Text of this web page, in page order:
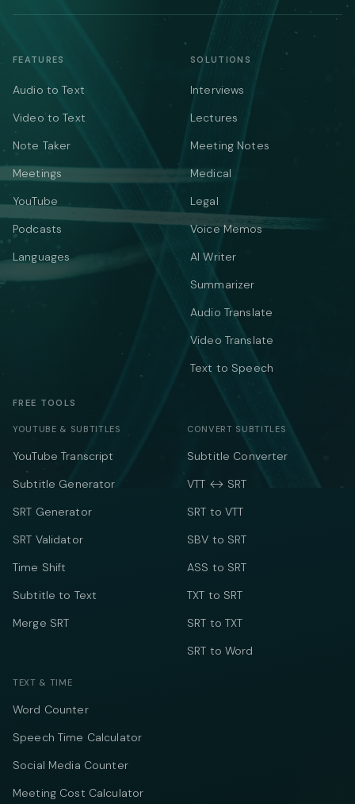
FEATURES
Audio to Text
Video to Text
Note Taker
Meetings
YouTube
Podcasts
Languages
SOLUTIONS
Interviews
Lectures
Meeting Notes
Medical
Legal
Voice Memos
AI Writer
Summarizer
Audio Translate
Video Translate
Text to Speech
FREE TOOLS
YOUTUBE & SUBTITLES
YouTube Transcript
Subtitle Generator
SRT Generator
SRT Validator
Time Shift
Subtitle to Text
Merge SRT
CONVERT SUBTITLES
Subtitle Converter
VTT ↔ SRT
SRT to VTT
SBV to SRT
ASS to SRT
TXT to SRT
SRT to TXT
SRT to Word
TEXT & TIME
Word Counter
Speech Time Calculator
Social Media Counter
Meeting Cost Calculator